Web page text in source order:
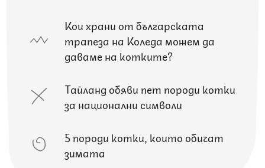
Кои храни от българската
трапеза на Коледа можем да
даваме на котките?
Тайланд обяви пет породи котки
за национални символи
5 породи котки, които обичат
зимата